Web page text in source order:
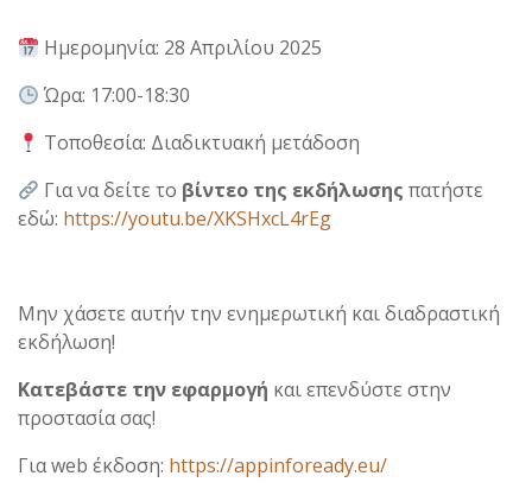
Ημερομηνία: 28 Απριλίου 2025
Ώρα: 17:00-18:30
Τοποθεσία: Διαδικτυακή μετάδοση
Για να δείτε το βίντεο της εκδήλωσης πατήστε
εδώ: https://youtu.be/XKSHxcL4rEg
Μην χάσετε αυτήν την ενημερωτική και διαδραστική
εκδήλωση!
Κατεβάστε την εφαρμογή και επενδύστε στην
προστασία σας!
Για web έκδοση: https://appinfoready.eu/